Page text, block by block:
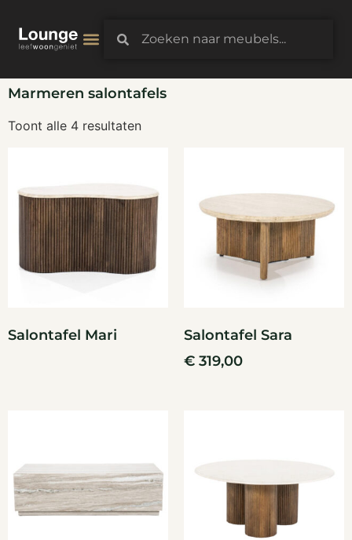
Marmeren salontafels
Toont alle 4 resultaten
Salontafel Mari
Salontafel Sara
€ 319,00